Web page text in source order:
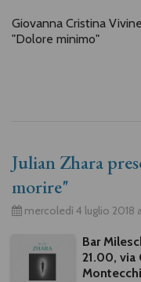
Giovanna Cristina
"Dolore minimo"
Julian Zhara
morire"
mercoledì 4 luglio 2018
Bar
21.00, via